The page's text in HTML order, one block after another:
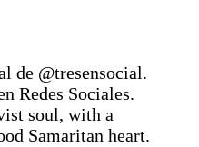
de @tresensocial.
Redes Sociales.
soul, with a
Samaritan heart.